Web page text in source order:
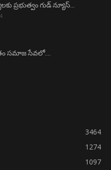
ప్రభుత్వం గుడ్ న్యూస్…
సమాజ సేవలో….
3464
1274
1097